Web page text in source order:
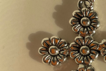
ring
ear cuff